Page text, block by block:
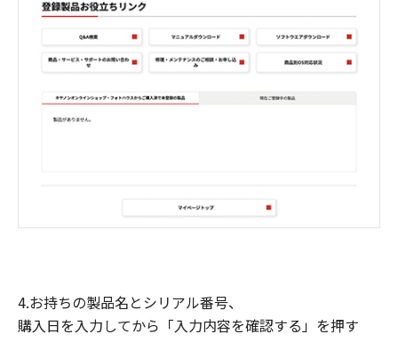
4.お持ちの製品名とシリアル番号、
購入日を入力してから「入力内容を確認する」を押す